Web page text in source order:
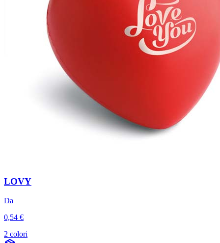
LOVY
Da
0,54 €
2 colori